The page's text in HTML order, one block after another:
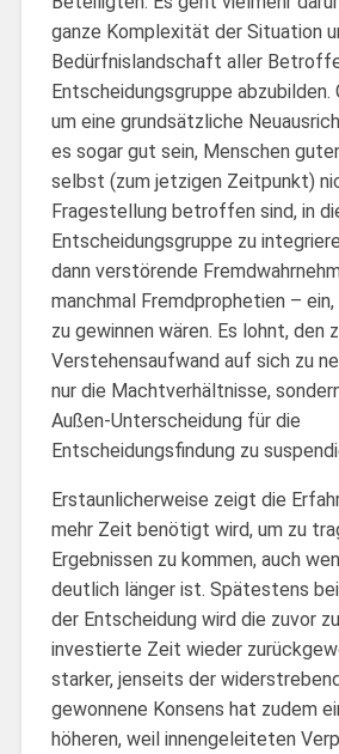
ganze Komplexität der Situation
Bedürfnislandschaft aller
Entscheidungsgruppe abzubilden.
um eine grundsätzliche
es sogar gut sein, Menschen
selbst (zum jetzigen Zeitpunkt)
Fragestellung betroffen sind, in
Entscheidungsgruppe zu
dann verstörende
manchmal Fremdprophetien –
zu gewinnen wären. Es lohnt, den
Verstehensaufwand auf sich zu
nur die Machtverhältnisse,
Außen-Unterscheidung für die
Entscheidungsfindung zu
Erstaunlicherweise zeigt die
mehr Zeit benötigt wird, um zu
Ergebnissen zu kommen, auch
deutlich länger ist. Spätestens
der Entscheidung wird die zuvor
investierte Zeit wieder
starker, jenseits der
gewonnene Konsens hat zudem
höheren, weil innengeleiteten